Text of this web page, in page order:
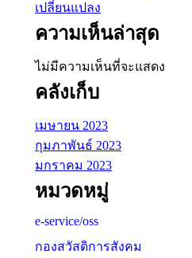
เปลี่ยนแปลง
ความเห็นล่าสุด
ไม่มีความเห็นที่จะแสดง
คลังเก็บ
เมษายน 2023
กุมภาพันธ์ 2023
มกราคม 2023
หมวดหมู่
e-service/oss
กองสวัสดิการสังคม